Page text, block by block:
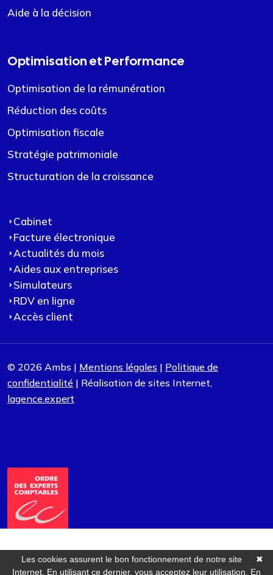
Aide à la décision
Optimisation et Performance
Optimisation de la rémunération
Réduction des coûts
Optimisation fiscale
Stratégie patrimoniale
Structuration de la croissance
Cabinet
Facture électronique
Actualités du mois
Aides aux entreprises
Simulateurs
RDV en ligne
Accès client
© 2026 Ambs | Mentions légales | Politique de
confidentialité | Réalisation de sites Internet,
lagence.expert
✖
Les cookies assurent le bon fonctionnement de notre site
Internet. En utilisant ce dernier, vous acceptez leur utilisation. En